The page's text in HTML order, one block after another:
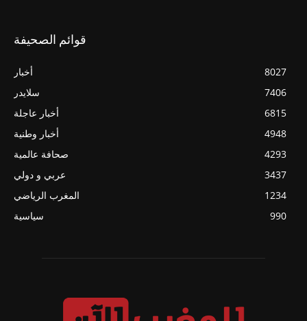
قوائم الصحيفة
أخبار
8027
سلايدر
7406
أخبار عاجلة
6815
أخبار وطنية
4948
صحافة عالمية
4293
عربي و دولي
3437
المغرب الرياضي
1234
سياسية
990